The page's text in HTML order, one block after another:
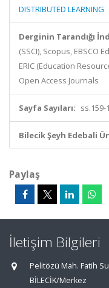
DISTRIBUTED LEARNING
Derginin Tarandığı
(SSCI), Scopus, EBSCO
ERIC (Education
Open Access Journals
Sayfa Sayıları: ss.159-
Bilecik Şeyh Edebali
Paylaş
İletişim Bilgileri
Pelitözü Mah. Fatih
BİLECİK/Merkez